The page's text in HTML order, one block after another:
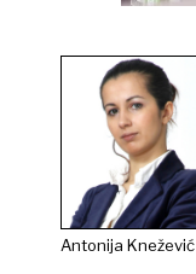
Antonija Knežević